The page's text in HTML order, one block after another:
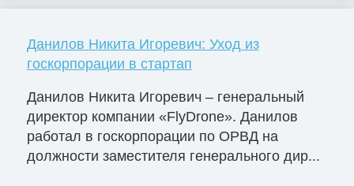
Данилов Никита Игоревич: Уход из
госкорпорации в стартап
Данилов Никита Игоревич – генеральный
директор компании «FlyDrone». Данилов
работал в госкорпорации по ОРВД на
должности заместителя генерального дир...